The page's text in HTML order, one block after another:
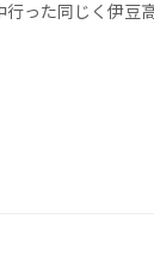
った同じく伊豆